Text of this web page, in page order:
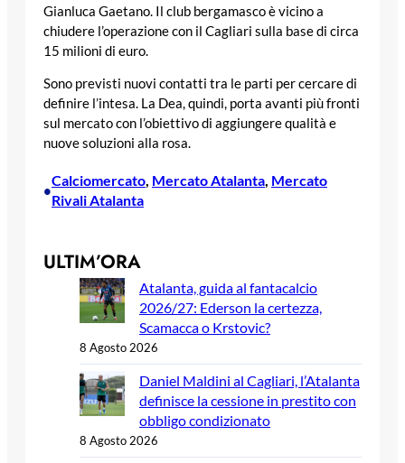
Gianluca Gaetano. Il club bergamasco è vicino a
chiudere l’operazione con il Cagliari sulla base di circa
15 milioni di euro.
Sono previsti nuovi contatti tra le parti per cercare di
definire l’intesa. La Dea, quindi, porta avanti più fronti
sul mercato con l’obiettivo di aggiungere qualità e
nuove soluzioni alla rosa.
•
Calciomercato Mercato Atalanta Mercato
Rivali Atalanta
ULTIM’ORA
Atalanta, guida al fantacalcio
2026/27: Ederson la certezza,
Scamacca o Krstovic?
8 Agosto 2026
Daniel Maldini al Cagliari, l’Atalanta
definisce la cessione in prestito con
obbligo condizionato
8 Agosto 2026